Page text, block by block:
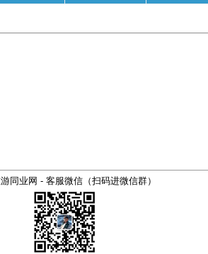
同业网 - 客服微信（扫码进微信群）